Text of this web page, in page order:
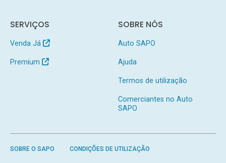
SERVIÇOS
Venda Já
Premium
SOBRE NÓS
Auto SAPO
Ajuda
Termos de utilização
Comerciantes no Auto
SAPO
SOBRE O SAPO CONDIÇÕES DE UTILIZAÇÃO